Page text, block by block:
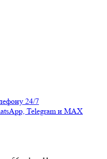
24/7
Telegram и MAX